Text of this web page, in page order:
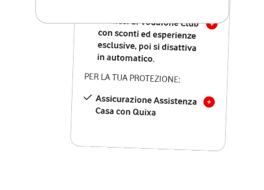
12 mesi di Vodafone Club
con sconti ed esperienze
esclusive, poi si disattiva
in automatico.
PER LA TUA PROTEZIONE:
Assicurazione Assistenza
Casa con Quixa